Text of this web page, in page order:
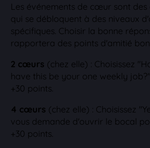
Les événements de cœur sont des
qui se débloquent à des niveaux
spécifiques. Choisir la bonne
rapportera des points d'amitié
2 cœurs (chez elle) : Choisissez
have this be your one weekly
+30 points.
4 cœurs (chez elle) : Choisissez
vous demande d'ouvrir le bocal
+30 points.